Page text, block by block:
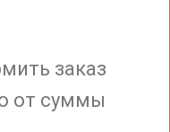
заказ
от суммы